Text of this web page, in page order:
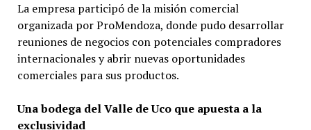
La empresa participó de la misión comercial
organizada por ProMendoza, donde pudo desarrollar
reuniones de negocios con potenciales compradores
internacionales y abrir nuevas oportunidades
comerciales para sus productos.
Una bodega del Valle de Uco que apuesta a la
exclusividad